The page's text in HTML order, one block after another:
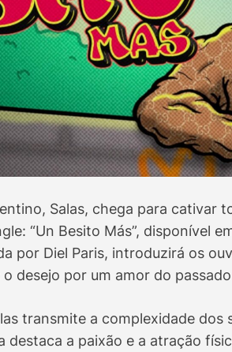
Salas, chega para cativar
“Un Besito Más”, disponível
por Diel Paris, introduzirá os
desejo por um amor do
transmite a complexidade dos
destaca a paixão e a atração